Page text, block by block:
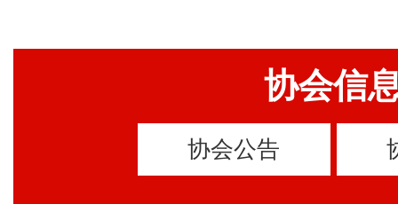
协会信
协会公告